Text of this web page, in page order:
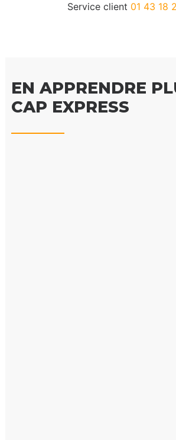
Service client 01 43 18
EN APPRENDRE
CAP EXPRESS